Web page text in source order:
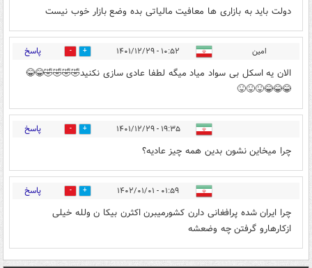
دولت باید به بازاری ها معافیت مالیاتی بده وضع بازار خوب نیست
امین ۱۰:۵۲ - ۱۴۰۱/۱۲/۲۹ 0 پاسخ
الان یه اسکل بی سواد میاد میگه لطفا عادی سازی نکنید🤣🤣🤣🤣😂😂
😂😂😂😝😝😝
۱۹:۳۵ - ۱۴۰۱/۱۲/۲۹ 0 پاسخ
چرا میخاین نشون بدین همه چیز عادیه؟
۰۱:۵۹ - ۱۴۰۲/۰۱/۰۱ 0 پاسخ
چرا ایران شده پرافغانی دارن کشورمیبرن اکثرن بیکا ن ولله خیلی
ازکارهارو گرفتن چه وضعشه